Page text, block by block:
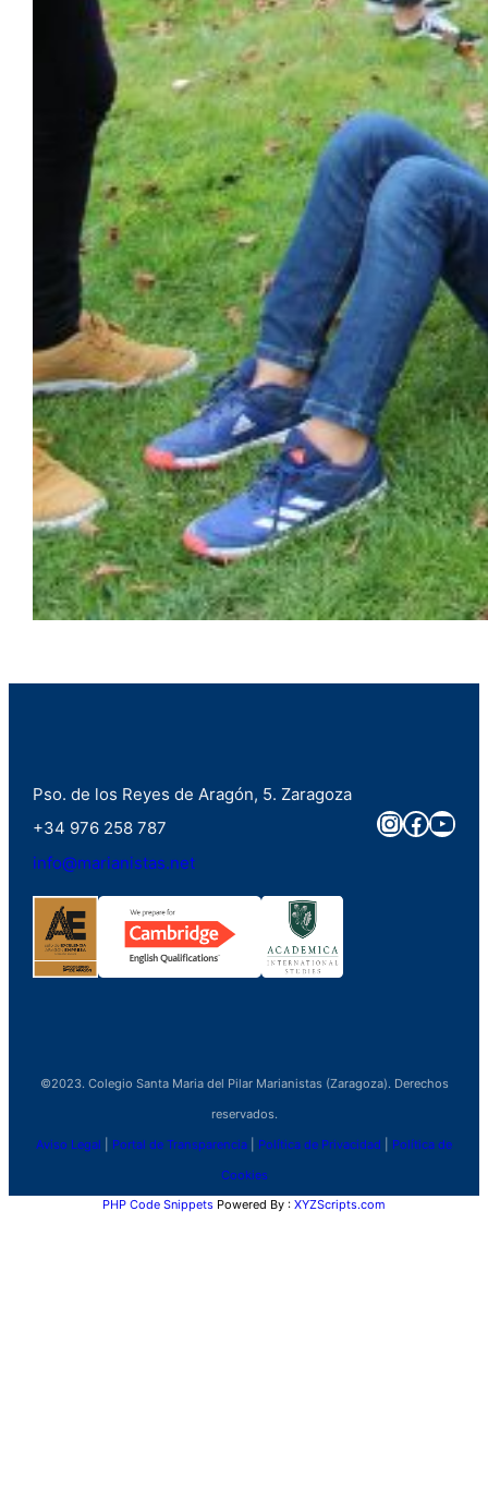
Pso. de los Reyes de Aragón, 5. Zaragoza
+34 976 258 787
info@marianistas.net
©2023. Colegio Santa Maria del Pilar Marianistas (Zaragoza). Derechos
reservados.
Aviso Legal Portal de Transparencia Política de Privacidad Política de
Cookies
PHP Code Snippets Powered By : XYZScripts.com